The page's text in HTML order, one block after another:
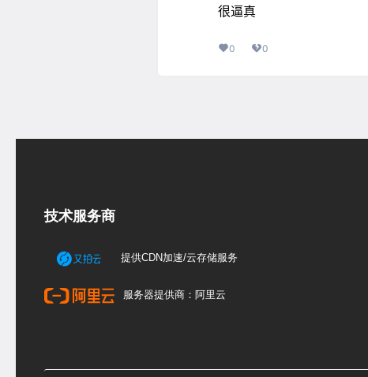
很逼真
0 0
技术服务商
提供CDN加速/云存储服务
服务器提供商：阿里云